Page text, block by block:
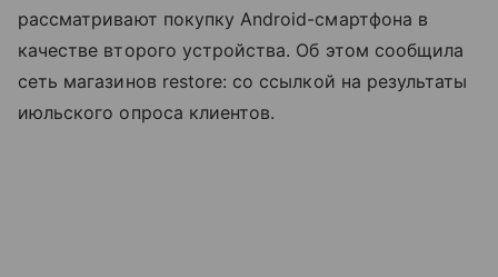
рассматривают покупку Android-смартфона в
качестве второго устройства. Об этом сообщила
сеть магазинов restore: со ссылкой на результаты
июльского опроса клиентов.